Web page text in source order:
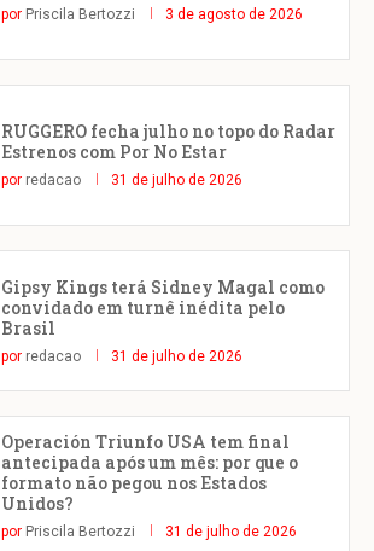
por Priscila Bertozzi 3 de agosto de 2026
RUGGERO fecha julho no topo do Radar
Estrenos com Por No Estar
por redacao 31 de julho de 2026
Gipsy Kings terá Sidney Magal como
convidado em turnê inédita pelo
Brasil
por redacao 31 de julho de 2026
Operación Triunfo USA tem final
antecipada após um mês: por que o
formato não pegou nos Estados
Unidos?
por Priscila Bertozzi 31 de julho de 2026